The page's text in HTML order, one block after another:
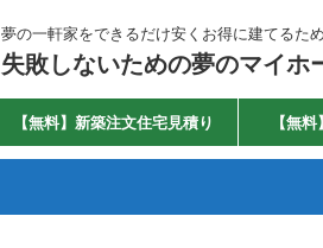
夢の一軒家をできるだけ安くお得に建てるた
失敗しないための夢のマイホ
【無料】新築注文住宅見積り 【無